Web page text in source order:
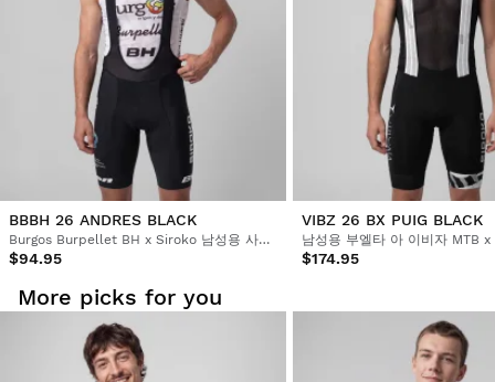
원래 결제 수단으로 환불해 드립니다. $9.95부터
BBBH 26 ANDRES BLACK
Burgos Burpellet BH x Siroko 남성용 사이클링 빕 쇼츠
$94.95
VIBZ 26 BX PUIG BLACK
$174.95
More picks for you